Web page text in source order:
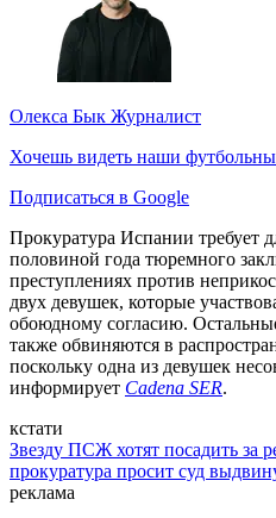
Олекса Бык Журналист
Хочешь видеть наши
Подписаться в Google
Прокуратура Испании требует
половиной года тюремного
преступлениях против
двух девушек, которые
обоюдному согласию.
также обвиняются в
поскольку одна из девушек
информирует Cadena SER.
кстати
Звезду ПСЖ хотят посадить за
прокуратура просит суд
реклама